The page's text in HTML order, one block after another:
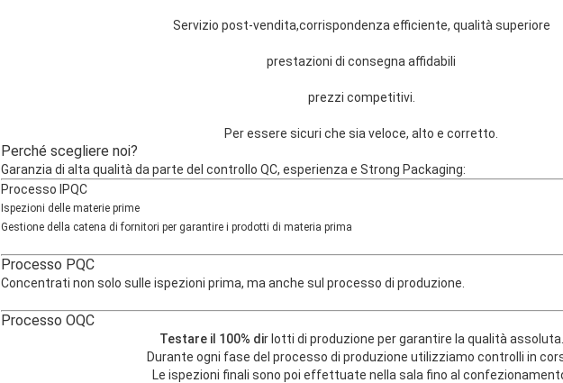
Servizio post-vendita,corrispondenza efficiente, qualità superiore
prestazioni di consegna affidabili
prezzi competitivi.
Per essere sicuri che sia veloce, alto e corretto.
Perché scegliere noi?
Garanzia di alta qualità da parte del controllo QC, esperienza e Strong Packaging:
Processo IPQC
Ispezioni delle materie prime
Gestione della catena di fornitori per garantire i prodotti di materia prima
Processo PQC
Concentrati non solo sulle ispezioni prima, ma anche sul processo di produzione.
Processo OQC
Testare il 100% dir lotti di produzione per garantire la qualità assoluta.
Durante ogni fase del processo di produzione utilizziamo controlli in
Le ispezioni finali sono poi effettuate nella sala fino al